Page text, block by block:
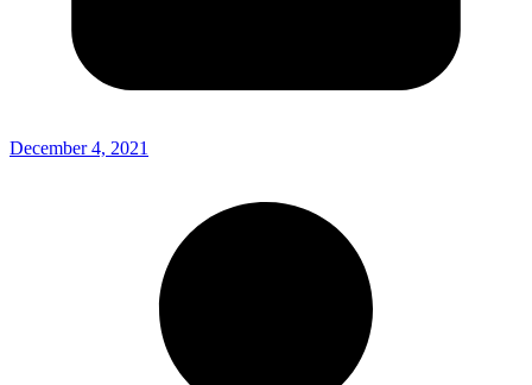
December 4, 2021